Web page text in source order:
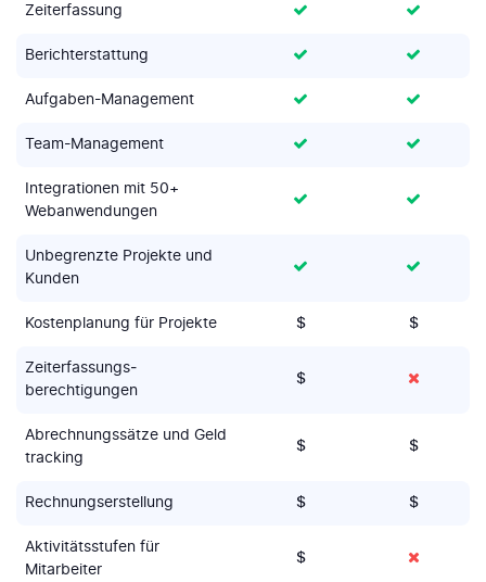
Zeiterfassung
Berichterstattung
Aufgaben-Management
Team-Management
Integrationen mit 50+
Webanwendungen
Unbegrenzte Projekte und
Kunden
Kostenplanung für Projekte $ $
Zeiterfassungs­
berechtigungen
$
Abrechnungssätze und Geld
tracking
$ $
Rechnungserstellung $ $
Aktivitätsstufen für
Mitarbeiter
$